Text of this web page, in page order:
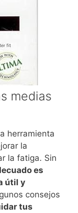
medias
herramienta
la
la fatiga. Sin
es
útil y
consejos
tus